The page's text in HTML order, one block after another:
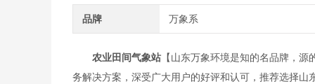
品牌 万象系
农业田间气象站【山东万象环境是知的名品牌，源
务解决方案，深受广大用户的好评和认可，推荐选择山